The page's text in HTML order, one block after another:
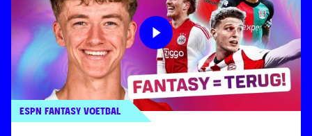
ESPN FANTASY VOETBAL